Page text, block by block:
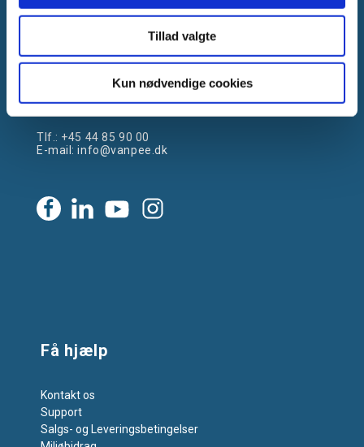
Tillad valgte
Kun nødvendige cookies
2605 Brøndby, Danmark
Tlf.: +45 44 85 90 00
E-mail:info@vanpee.dk
Få hjælp
Kontakt os
Support
Salgs- og Leveringsbetingelser